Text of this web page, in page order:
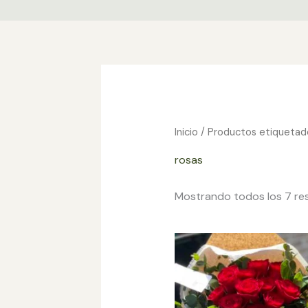
Inicio / Productos
rosas
Mostrando todos los 7